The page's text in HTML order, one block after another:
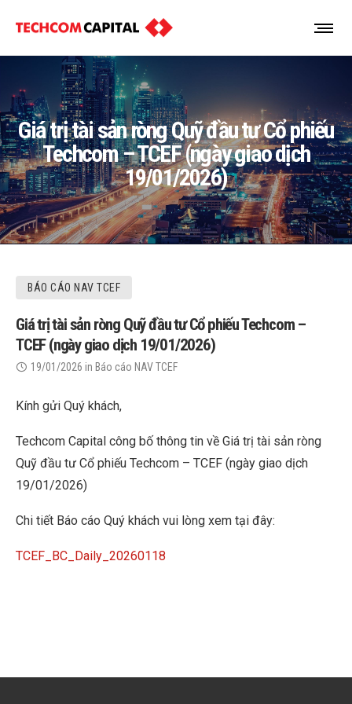
Giá trị tài sản ròng Quỹ đầu tư Cổ phiếu
Techcom – TCEF (ngày giao dịch
19/01/2026)
BÁO CÁO NAV TCEF
Giá trị tài sản ròng Quỹ đầu tư Cổ phiếu Techcom –
TCEF (ngày giao dịch 19/01/2026)
19/01/2026 in Báo cáo NAV TCEF
Kính gửi Quý khách,
Techcom Capital công bố thông tin về Giá trị tài sản ròng
Quỹ đầu tư Cổ phiếu Techcom – TCEF (ngày giao dịch
19/01/2026)
Chi tiết Báo cáo Quý khách vui lòng xem tại đây:
TCEF_BC_Daily_20260118